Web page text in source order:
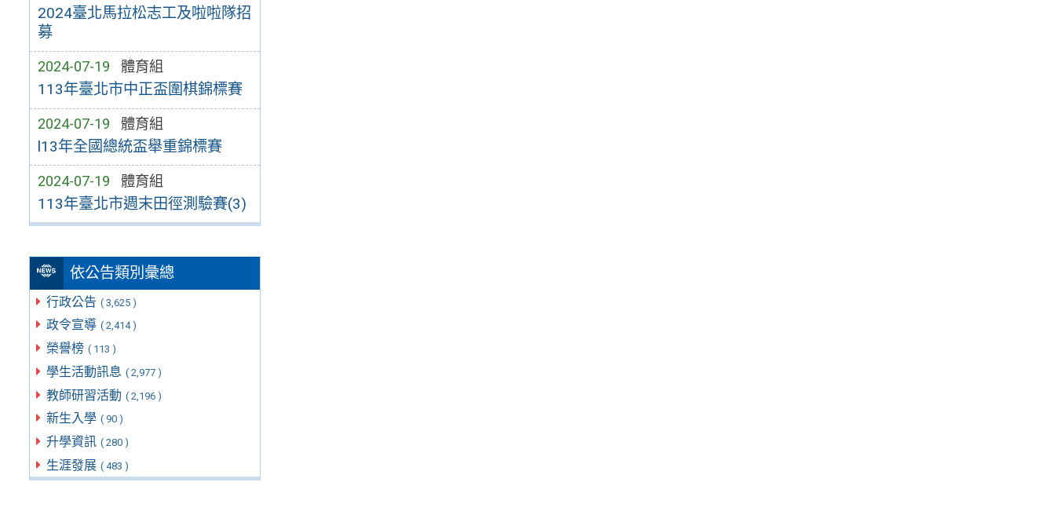
2024臺北馬拉松志工及啦啦隊招
募
2024-07-19 體育組
113年臺北市中正盃圍棋錦標賽
2024-07-19 體育組
l13年全國總統盃舉重錦標賽
2024-07-19 體育組
113年臺北市週末田徑測驗賽(3)
依公告類別彙總
行政公告 ( 3,625 )
政令宣導 ( 2,414 )
榮譽榜 ( 113 )
學生活動訊息 ( 2,977 )
教師研習活動 ( 2,196 )
新生入學 ( 90 )
升學資訊 ( 280 )
生涯發展 ( 483 )